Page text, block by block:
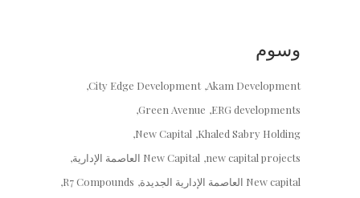
وسوم
Akam Development
City Edge Development
ERG developments
Green Avenue
Khaled Sabry Holding
New Capital
new capital projects New Capital العاصمة الإدارية
New capital العاصمة الإدارية الجديدة
R7 Compounds